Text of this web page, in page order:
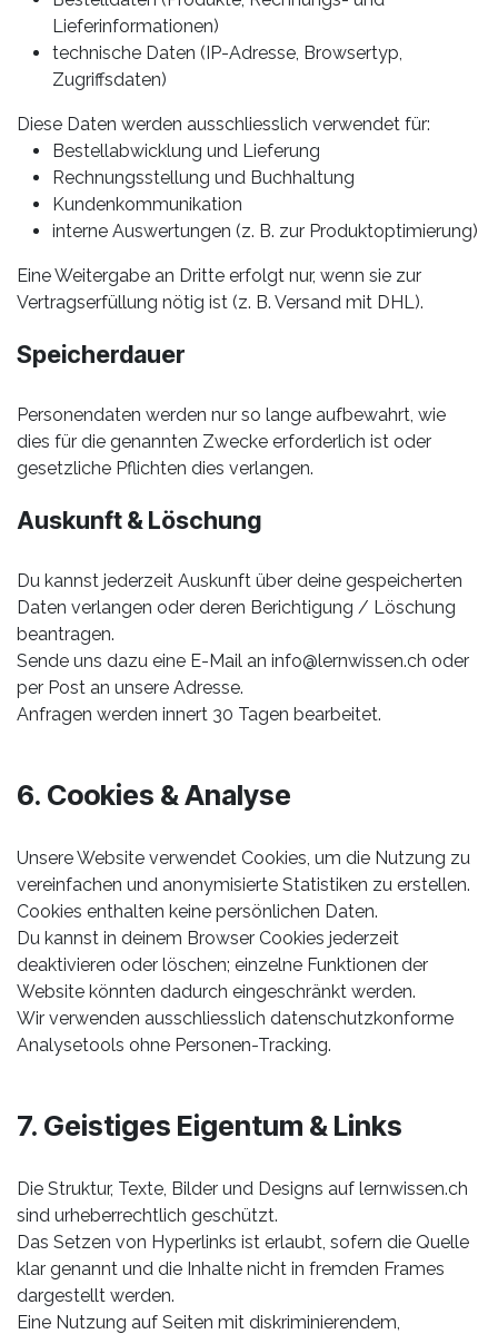
Lieferinformationen)
technische Daten (IP-Adresse, Browsertyp,
Zugriffsdaten)
Diese Daten werden ausschliesslich verwendet für:
Bestellabwicklung und Lieferung
Rechnungsstellung und Buchhaltung
Kundenkommunikation
interne Auswertungen (z. B. zur Produktoptimierung)
Eine Weitergabe an Dritte erfolgt nur, wenn sie zur
Vertragserfüllung nötig ist (z. B. Versand mit DHL).
Speicherdauer
Personendaten werden nur so lange aufbewahrt, wie
dies für die genannten Zwecke erforderlich ist oder
gesetzliche Pflichten dies verlangen.
Auskunft & Löschung
Du kannst jederzeit Auskunft über deine gespeicherten
Daten verlangen oder deren Berichtigung / Löschung
beantragen.
Sende uns dazu eine E-Mail an info@lernwissen.ch oder
per Post an unsere Adresse.
Anfragen werden innert 30 Tagen bearbeitet.
6. Cookies & Analyse
Unsere Website verwendet Cookies, um die Nutzung zu
vereinfachen und anonymisierte Statistiken zu erstellen.
Cookies enthalten keine persönlichen Daten.
Du kannst in deinem Browser Cookies jederzeit
deaktivieren oder löschen; einzelne Funktionen der
Website könnten dadurch eingeschränkt werden.
Wir verwenden ausschliesslich datenschutzkonforme
Analysetools ohne Personen-Tracking.
7. Geistiges Eigentum & Links
Die Struktur, Texte, Bilder und Designs auf lernwissen.ch
sind urheberrechtlich geschützt.
Das Setzen von Hyperlinks ist erlaubt, sofern die Quelle
klar genannt und die Inhalte nicht in fremden Frames
dargestellt werden.
Eine Nutzung auf Seiten mit diskriminierendem,